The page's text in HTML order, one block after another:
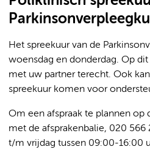
Het spreekuur van de
woensdag en donderdag. Op
met uw partner terecht. Ook
spreekuur komen voor
Om een afspraak te plannen op
met de afsprakenbalie, 020 566
t/m vrijdag tussen 09:00-16:00